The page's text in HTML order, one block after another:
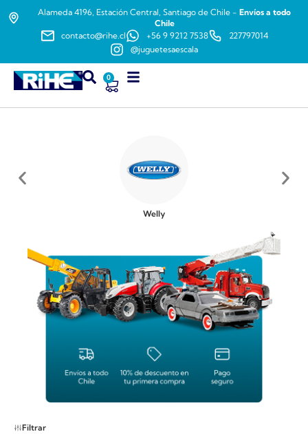
Alameda 4196, Estación Central, Santiago de Chile - Envíos a todo
Chile
contacto@rihe.cl
+56 9 9212 7538
227797014
@juguetesaescala
0
Welly
Filtrar